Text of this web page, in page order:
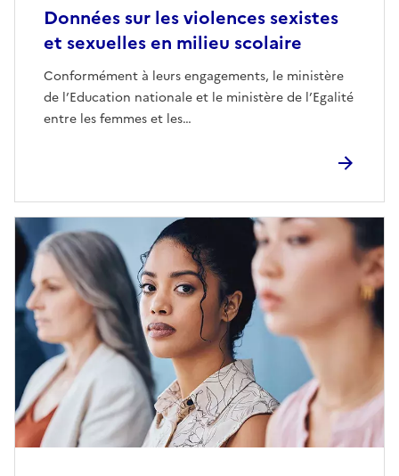
Données sur les violences sexistes
et sexuelles en milieu scolaire
Conformément à leurs engagements, le ministère
de l’Education nationale et le ministère de l’Egalité
entre les femmes et les…